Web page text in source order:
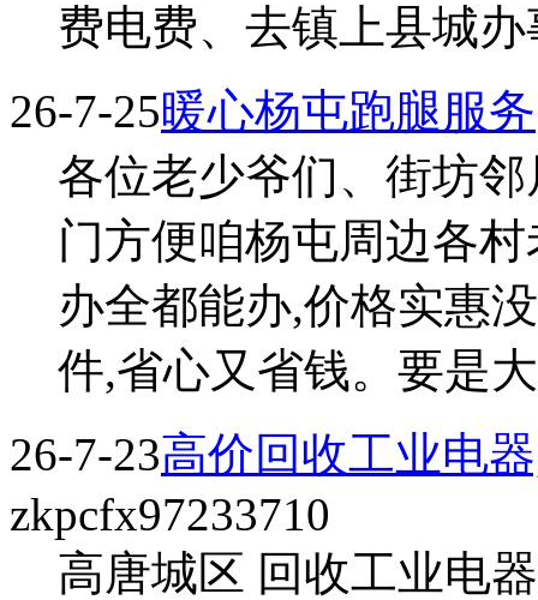
费电费、去镇上县城
26-7-25暖心杨屯跑腿服务
各位老少爷们、街坊
门方便咱杨屯周边各
办全都能办,价格实惠
件,省心又省钱。要是
26-7-23高价回收工业电
zkpcfx97233710
高唐城区 回收工业电